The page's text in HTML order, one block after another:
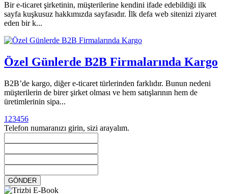
Bir e-ticaret şirketinin, müşterilerine kendini ifade edebildiği ilk
sayfa kuşkusuz hakkımızda sayfasıdır. İlk defa web sitenizi ziyaret
eden bir k...
Özel Günlerde B2B Firmalarında Kargo
B2B’de kargo, diğer e-ticaret türlerinden farklıdır. Bunun nedeni
müşterilerin de birer şirket olması ve hem satışlarının hem de
üretimlerinin sipa...
1 23456
Telefon numaranızı girin, sizi arayalım.
GÖNDER